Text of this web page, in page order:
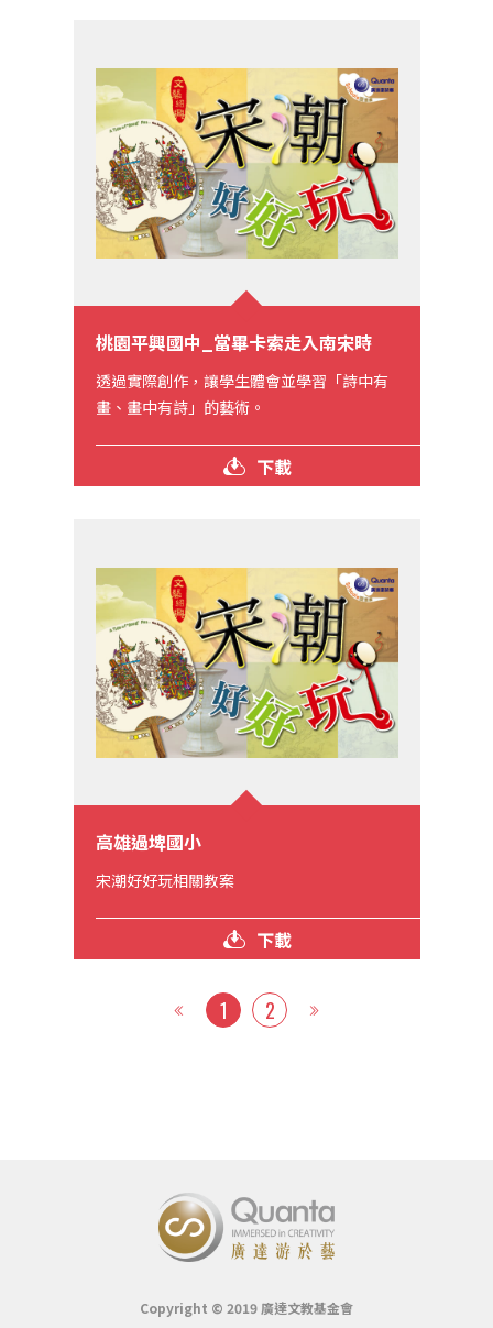
桃園平興國中_當畢卡索走入南宋時
透過實際創作，讓學生體會並學習「詩中有
畫、畫中有詩」的藝術。
下載
高雄過埤國小
宋潮好好玩相關教案
下載
《 1 2 》
Copyright © 2019 廣達文教基金會